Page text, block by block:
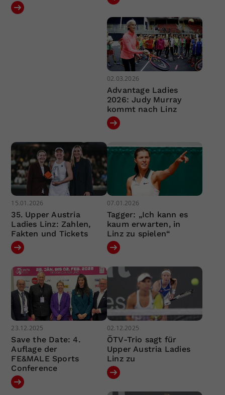
02.03.2026
Advantage Ladies
2026: Judy Murray
kommt nach Linz
15.01.2026
35. Upper Austria
Ladies Linz: Zahlen,
Fakten und Tickets
07.01.2026
Tagger: „Ich kann es
kaum erwarten, in
Linz zu spielen“
23.12.2025
Save the Date: 4.
Auflage der
FE&MALE Sports
Conference
02.12.2025
ÖTV-Trio sagt für
Upper Austria Ladies
Linz zu